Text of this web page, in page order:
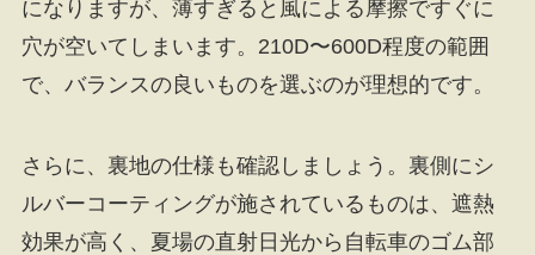
になりますが、薄すぎると風による摩擦ですぐに
穴が空いてしまいます。210D〜600D程度の範囲
で、バランスの良いものを選ぶのが理想的です。
さらに、裏地の仕様も確認しましょう。裏側にシ
ルバーコーティングが施されているものは、遮熱
効果が高く、夏場の直射日光から自転車のゴム部